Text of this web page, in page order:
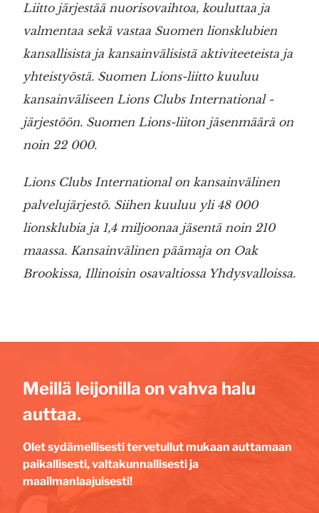
Liitto järjestää nuorisovaihtoa, kouluttaa ja
valmentaa sekä vastaa Suomen lionsklubien
kansallisista ja kansainvälisistä aktiviteeteista ja
yhteistyöstä. Suomen Lions-liitto kuuluu
kansainväliseen Lions Clubs International -
järjestöön. Suomen Lions-liiton jäsenmäärä on
noin 22 000.
Lions Clubs International on kansainvälinen
palvelujärjestö. Siihen kuuluu yli 48 000
lionsklubia ja 1,4 miljoonaa jäsentä noin 210
maassa. Kansainvälinen päämaja on Oak
Brookissa, Illinoisin osavaltiossa Yhdysvalloissa.
Meillä leijonilla on vahva halu
auttaa.
Olet sydämellisesti tervetullut mukaan auttamaan
paikallisesti, valtakunnallisesti ja
maailmanlaajuisesti!